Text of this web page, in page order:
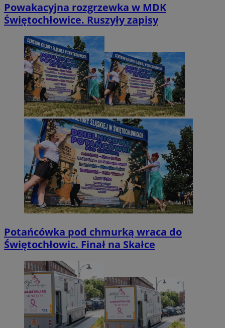
Powakacyjna rozgrzewka w MDK
Świętochłowice. Ruszyły zapisy
Potańcówka pod chmurką wraca do
Świętochłowic. Finał na Skałce